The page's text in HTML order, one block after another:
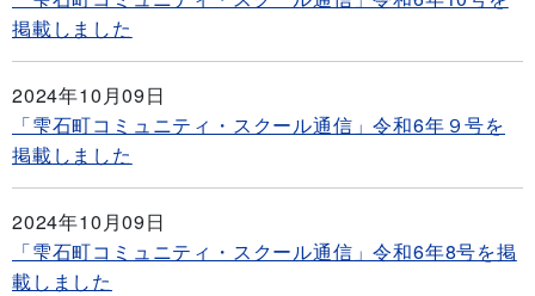
掲載しました
2024年10月09日
「雫石町コミュニティ・スクール通信」令和6年９号を
掲載しました
2024年10月09日
「雫石町コミュニティ・スクール通信」令和6年8号を掲
載しました